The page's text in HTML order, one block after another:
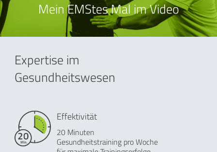
Mein EMStes Mal im Video
Expertise im
Gesundheitswesen
Effektivität
20 Minuten
Gesundheitstraining pro Woche